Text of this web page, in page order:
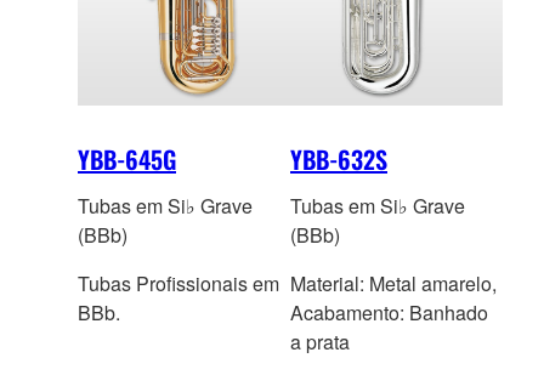
YBB-645G
Tubas em Si♭ Grave
(BBb)
Tubas Profissionais em
BBb.
YBB-632S
Tubas em Si♭ Grave
(BBb)
Material: Metal amarelo,
Acabamento: Banhado
a prata